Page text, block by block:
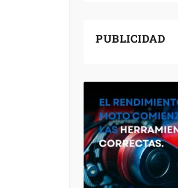
PUBLICIDAD